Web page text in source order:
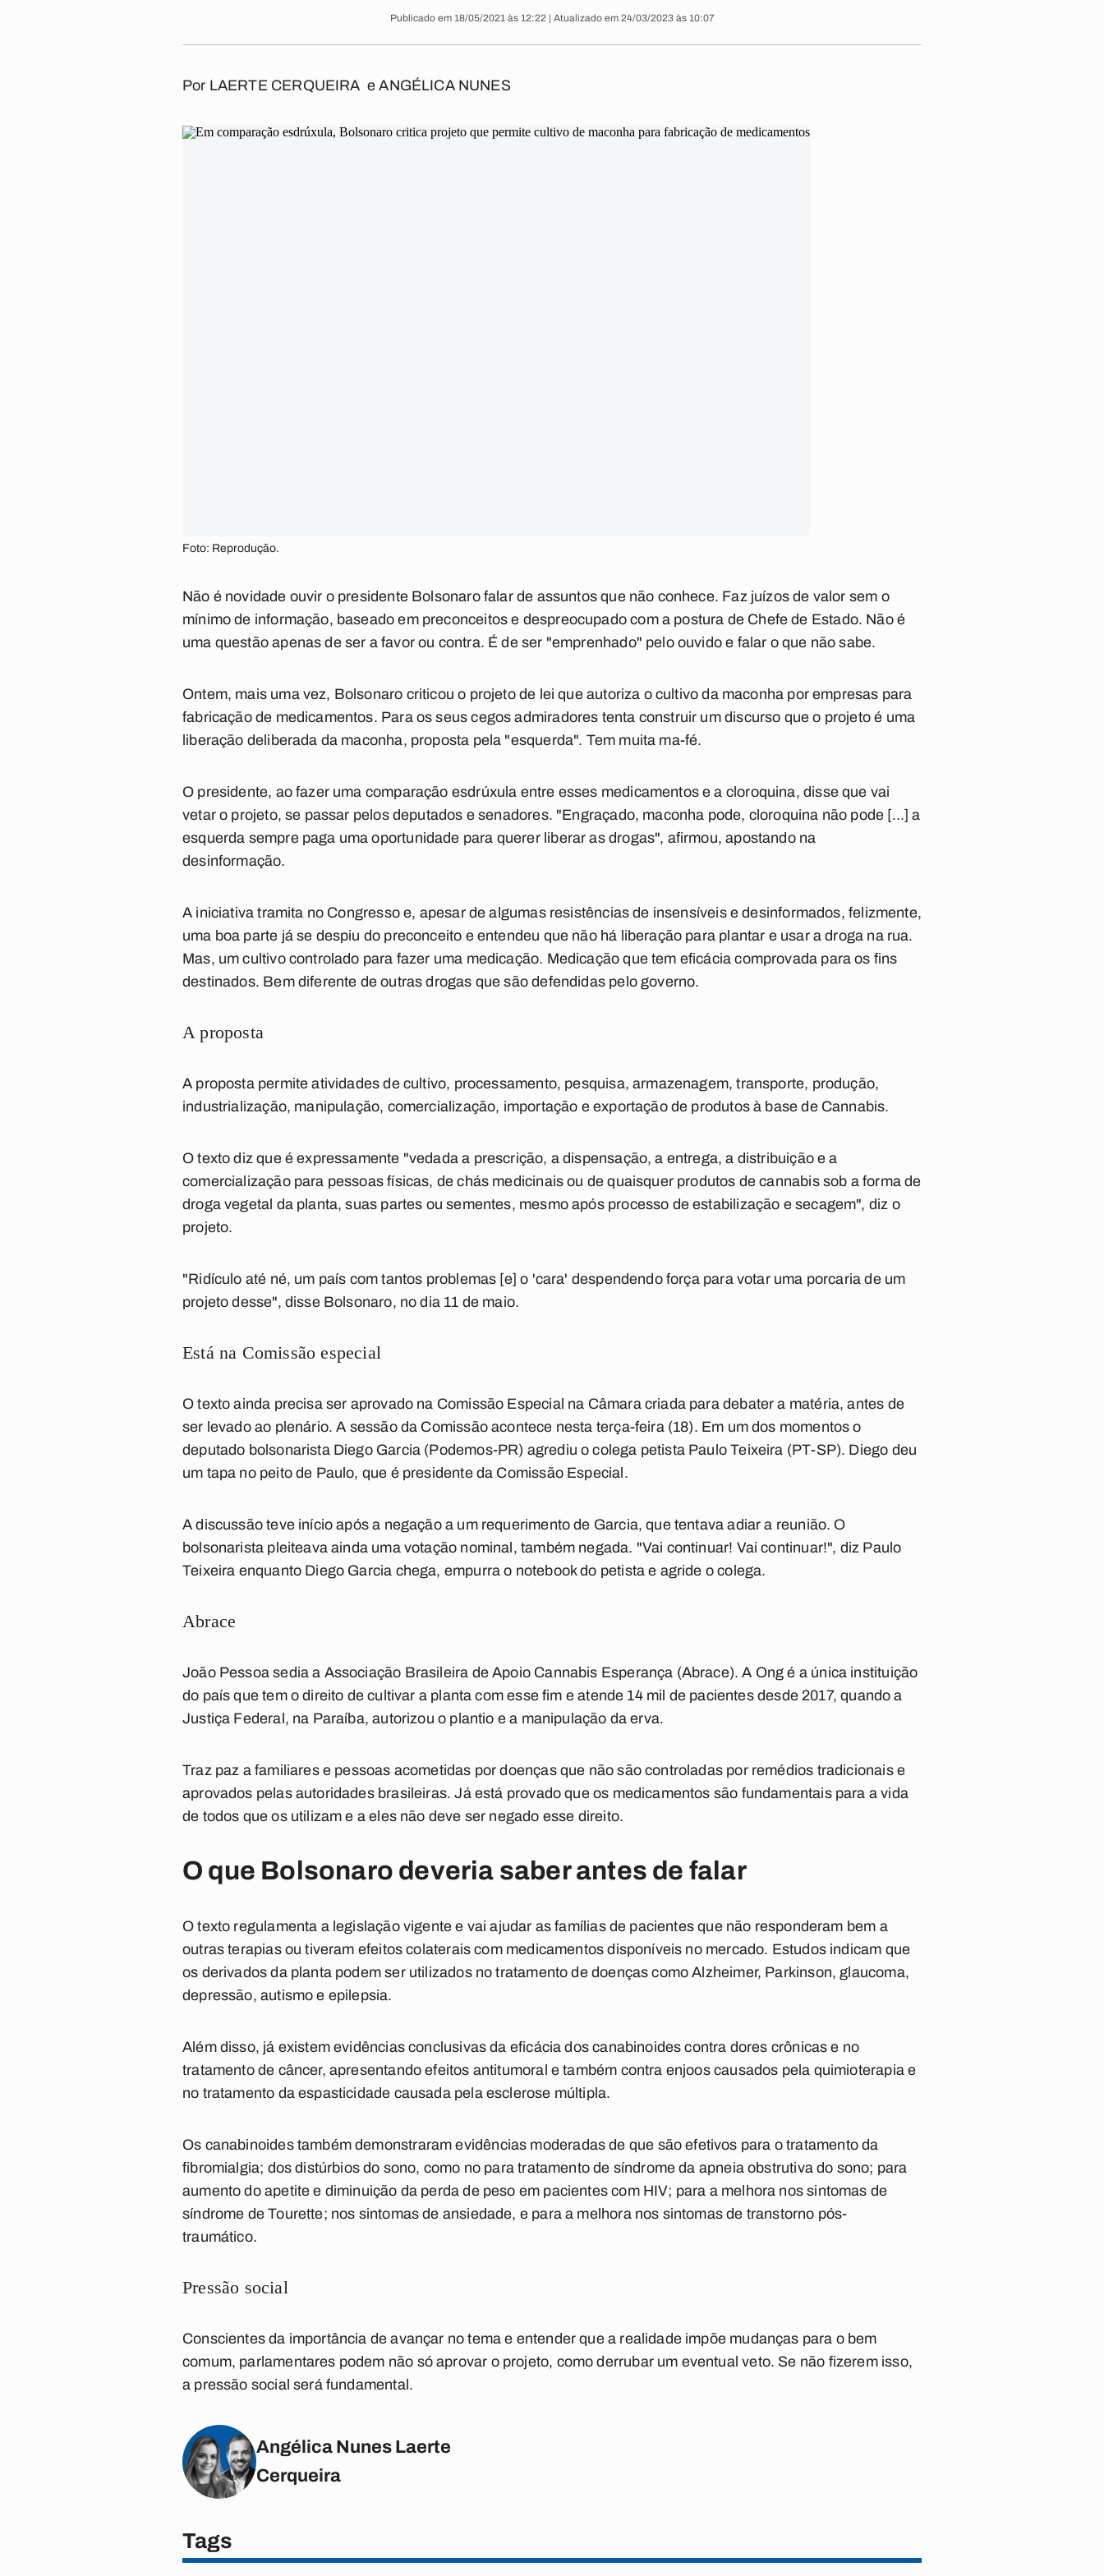
Publicado em 18/05/2021 às 12:22 | Atualizado em 24/03/2023 às 10:07
Por LAERTE CERQUEIRA e ANGÉLICA NUNES
Foto: Reprodução.
Não é novidade ouvir o presidente Bolsonaro falar de assuntos que não conhece. Faz juízos de valor sem o
mínimo de informação, baseado em preconceitos e despreocupado com a postura de Chefe de Estado. Não é
uma questão apenas de ser a favor ou contra. É de ser "emprenhado" pelo ouvido e falar o que não sabe.
Ontem, mais uma vez, Bolsonaro criticou o projeto de lei que autoriza o cultivo da maconha por empresas para
fabricação de medicamentos. Para os seus cegos admiradores tenta construir um discurso que o projeto é uma
liberação deliberada da maconha, proposta pela "esquerda". Tem muita ma-fé.
O presidente, ao fazer uma comparação esdrúxula entre esses medicamentos e a cloroquina, disse que vai
vetar o projeto, se passar pelos deputados e senadores. "Engraçado, maconha pode, cloroquina não pode [...] a
esquerda sempre paga uma oportunidade para querer liberar as drogas", afirmou, apostando na
desinformação.
A iniciativa tramita no Congresso e, apesar de algumas resistências de insensíveis e desinformados, felizmente,
uma boa parte já se despiu do preconceito e entendeu que não há liberação para plantar e usar a droga na rua.
Mas, um cultivo controlado para fazer uma medicação. Medicação que tem eficácia comprovada para os fins
destinados. Bem diferente de outras drogas que são defendidas pelo governo.
A proposta
A proposta permite atividades de cultivo, processamento, pesquisa, armazenagem, transporte, produção,
industrialização, manipulação, comercialização, importação e exportação de produtos à base de Cannabis.
O texto diz que é expressamente "vedada a prescrição, a dispensação, a entrega, a distribuição e a
comercialização para pessoas físicas, de chás medicinais ou de quaisquer produtos de cannabis sob a forma de
droga vegetal da planta, suas partes ou sementes, mesmo após processo de estabilização e secagem", diz o
projeto.
"Ridículo até né, um país com tantos problemas [e] o 'cara' despendendo força para votar uma porcaria de um
projeto desse", disse Bolsonaro, no dia 11 de maio.
Está na Comissão especial
O texto ainda precisa ser aprovado na Comissão Especial na Câmara criada para debater a matéria, antes de
ser levado ao plenário. A sessão da Comissão acontece nesta terça-feira (18). Em um dos momentos o
deputado bolsonarista Diego Garcia (Podemos-PR) agrediu o colega petista Paulo Teixeira (PT-SP). Diego deu
um tapa no peito de Paulo, que é presidente da Comissão Especial.
A discussão teve início após a negação a um requerimento de Garcia, que tentava adiar a reunião. O
bolsonarista pleiteava ainda uma votação nominal, também negada. "Vai continuar! Vai continuar!", diz Paulo
Teixeira enquanto Diego Garcia chega, empurra o notebook do petista e agride o colega.
Abrace
João Pessoa sedia a Associação Brasileira de Apoio Cannabis Esperança (Abrace). A Ong é a única instituição
do país que tem o direito de cultivar a planta com esse fim e atende 14 mil de pacientes desde 2017, quando a
Justiça Federal, na Paraíba, autorizou o plantio e a manipulação da erva.
Traz paz a familiares e pessoas acometidas por doenças que não são controladas por remédios tradicionais e
aprovados pelas autoridades brasileiras. Já está provado que os medicamentos são fundamentais para a vida
de todos que os utilizam e a eles não deve ser negado esse direito.
O que Bolsonaro deveria saber antes de falar
O texto regulamenta a legislação vigente e vai ajudar as famílias de pacientes que não responderam bem a
outras terapias ou tiveram efeitos colaterais com medicamentos disponíveis no mercado. Estudos indicam que
os derivados da planta podem ser utilizados no tratamento de doenças como Alzheimer, Parkinson, glaucoma,
depressão, autismo e epilepsia.
Além disso, já existem evidências conclusivas da eficácia dos canabinoides contra dores crônicas e no
tratamento de câncer, apresentando efeitos antitumoral e também contra enjoos causados pela quimioterapia e
no tratamento da espasticidade causada pela esclerose múltipla.
Os canabinoides também demonstraram evidências moderadas de que são efetivos para o tratamento da
fibromialgia; dos distúrbios do sono, como no para tratamento de síndrome da apneia obstrutiva do sono; para
aumento do apetite e diminuição da perda de peso em pacientes com HIV; para a melhora nos sintomas de
síndrome de Tourette; nos sintomas de ansiedade, e para a melhora nos sintomas de transtorno pós-
traumático.
Pressão social
Conscientes da importância de avançar no tema e entender que a realidade impõe mudanças para o bem
comum, parlamentares podem não só aprovar o projeto, como derrubar um eventual veto. Se não fizerem isso,
a pressão social será fundamental.
Angélica Nunes Laerte
Cerqueira
Tags